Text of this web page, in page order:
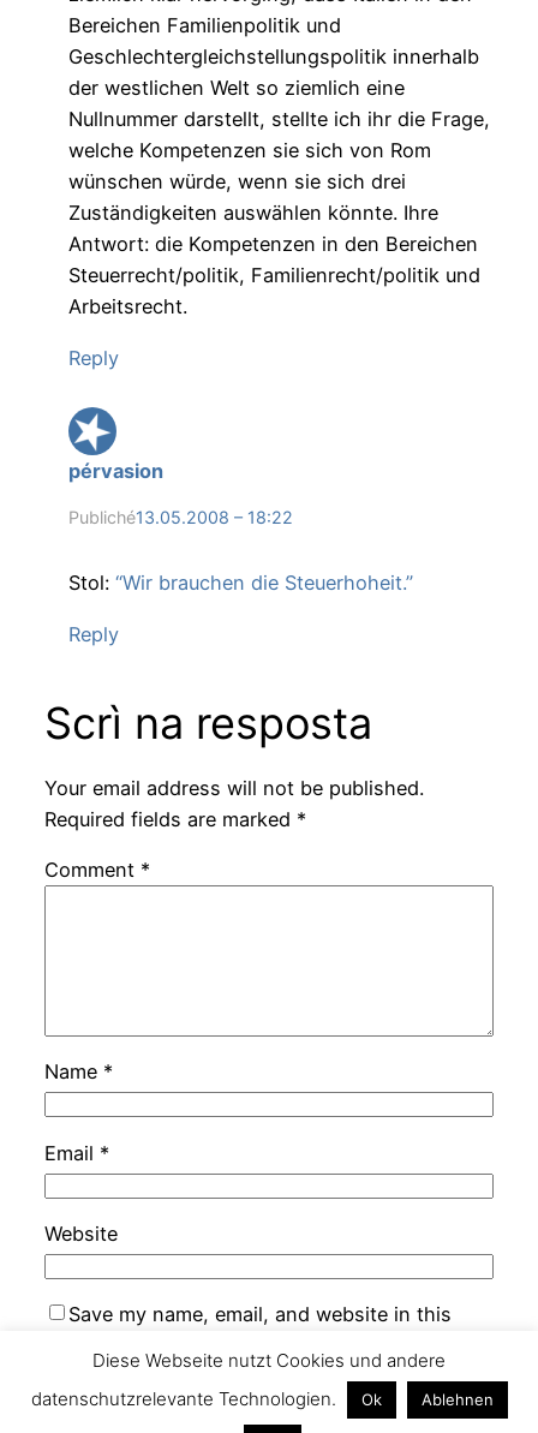
Bereichen Familienpolitik und
Geschlechtergleichstellungspolitik innerhalb
der westlichen Welt so ziemlich eine
Nullnummer darstellt, stellte ich ihr die Frage,
welche Kompetenzen sie sich von Rom
wünschen würde, wenn sie sich drei
Zuständigkeiten auswählen könnte. Ihre
Antwort: die Kompetenzen in den Bereichen
Steuerrecht/politik, Familienrecht/politik und
Arbeitsrecht.
Reply
pérvasion
Publiché13.05.2008 – 18:22
Stol: “Wir brauchen die Steuerhoheit.”
Reply
Scrì na resposta
Your email address will not be published.
Required fields are marked *
Comment *
Name *
Email *
Website
Save my name, email, and website in this
Diese Webseite nutzt Cookies und andere
datenschutzrelevante Technologien.
Ok Ablehnen